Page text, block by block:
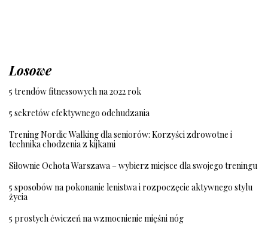
Losowe
5 trendów fitnessowych na 2022 rok
5 sekretów efektywnego odchudzania
Trening Nordic Walking dla seniorów: Korzyści zdrowotne i
technika chodzenia z kijkami
Siłownie Ochota Warszawa – wybierz miejsce dla swojego treningu
5 sposobów na pokonanie lenistwa i rozpoczęcie aktywnego stylu
życia
5 prostych ćwiczeń na wzmocnienie mięśni nóg